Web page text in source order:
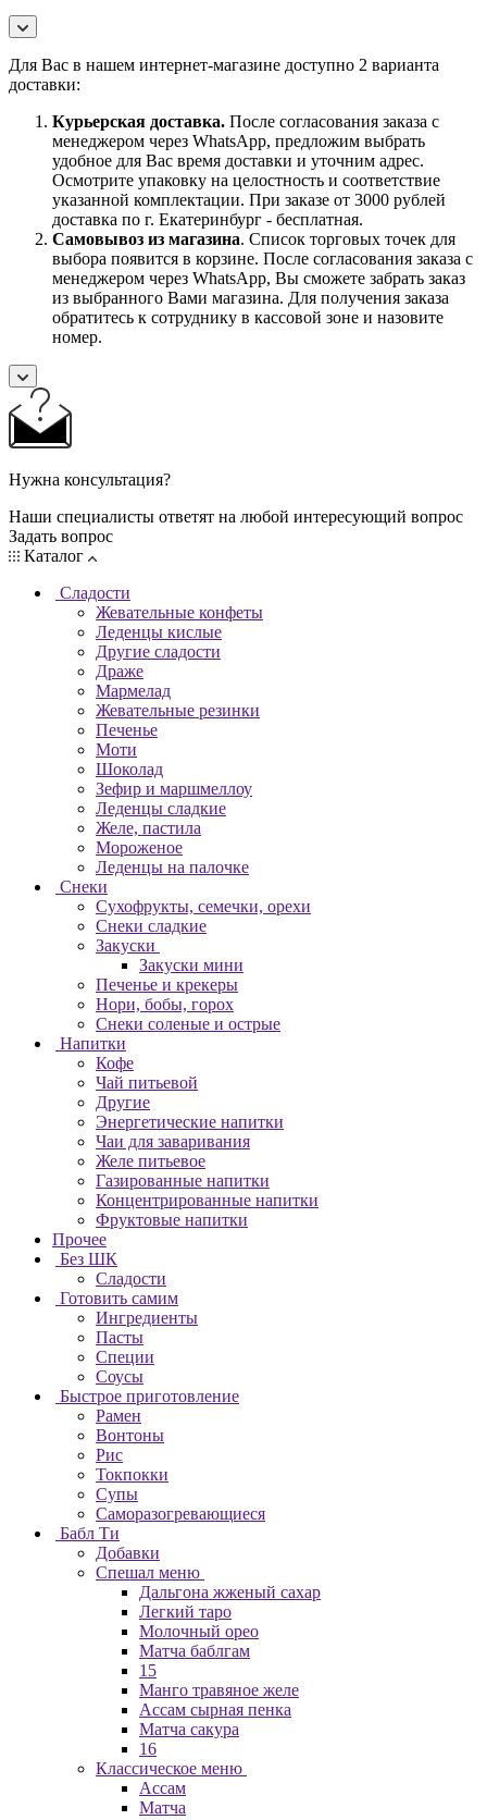
Для Вас в нашем интернет-магазине доступно 2 варианта
доставки:
Курьерская доставка. После согласования заказа с
менеджером через WhatsApp, предложим выбрать
удобное для Вас время доставки и уточним адрес.
Осмотрите упаковку на целостность и соответствие
указанной комплектации. При заказе от 3000 рублей
доставка по г. Екатеринбург - бесплатная.
Самовывоз из магазина. Список торговых точек для
выбора появится в корзине. После согласования заказа с
менеджером через WhatsApp, Вы сможете забрать заказ
из выбранного Вами магазина. Для получения заказа
обратитесь к сотруднику в кассовой зоне и назовите
номер.
Нужна консультация?
Наши специалисты ответят на любой интересующий вопрос
Задать вопрос
Каталог
Сладости
Жевательные конфеты
Леденцы кислые
Другие сладости
Драже
Мармелад
Жевательные резинки
Печенье
Моти
Шоколад
Зефир и маршмеллоу
Леденцы сладкие
Желе, пастила
Мороженое
Леденцы на палочке
Снеки
Сухофрукты, семечки, орехи
Снеки сладкие
Закуски
Закуски мини
Печенье и крекеры
Нори, бобы, горох
Снеки соленые и острые
Напитки
Кофе
Чай питьевой
Другие
Энергетические напитки
Чаи для заваривания
Желе питьевое
Газированные напитки
Концентрированные напитки
Фруктовые напитки
Прочее
Без ШК
Сладости
Готовить самим
Ингредиенты
Пасты
Специи
Соусы
Быстрое приготовление
Рамен
Вонтоны
Рис
Токпокки
Супы
Саморазогревающиеся
Бабл Ти
Добавки
Спешал меню
Дальгона жженый сахар
Легкий таро
Молочный орео
Матча баблгам
15
Манго травяное желе
Ассам сырная пенка
Матча сакура
16
Классическое меню
Ассам
Матча